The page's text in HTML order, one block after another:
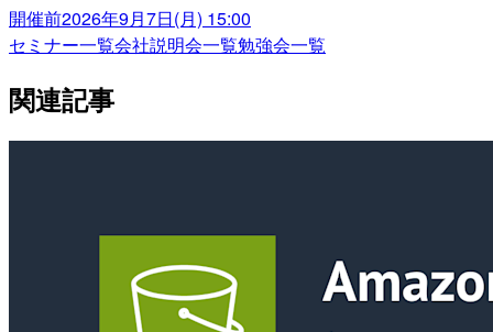
開催前2026年9月7日(月) 15:00
セミナー一覧会社説明会一覧勉強会一覧
関連記事